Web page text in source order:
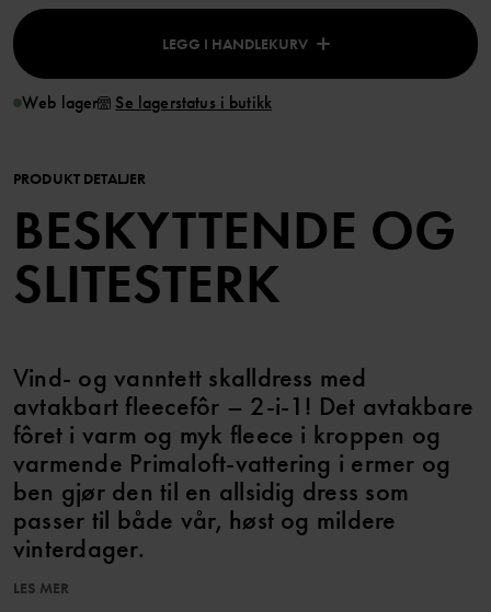
LEGG I HANDLEKURV
Web lager Se lagerstatus i butikk
PRODUKT DETALJER
BESKYTTENDE OG
SLITESTERK
Vind- og vanntett skalldress med
avtakbart fleecefôr – 2-i-1! Det avtakbare
fôret i varm og myk fleece i kroppen og
varmende Primaloft-vattering i ermer og
ben gjør den til en allsidig dress som
passer til både vår, høst og mildere
vinterdager.
LES MER